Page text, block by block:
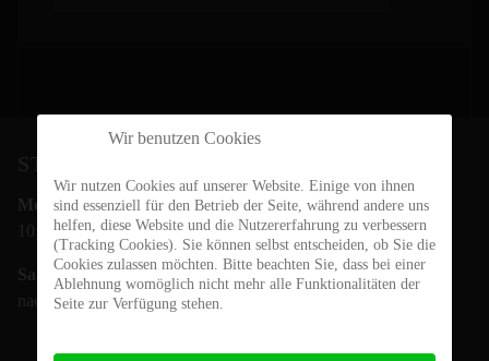
tendiert dieser Aufwand gegen Null.
STEIN-BIKES ÖFFNUNGSZEITEN
Mo.- Fr.:
10:00 - 18:00 Uhr
Sa.:
nach Vereinbarung
Wir benutzen Cookies
Wir nutzen Cookies auf unserer Website. Einige von ihnen
sind essenziell für den Betrieb der Seite, während andere uns
helfen, diese Website und die Nutzererfahrung zu verbessern
(Tracking Cookies). Sie können selbst entscheiden, ob Sie die
Cookies zulassen möchten. Bitte beachten Sie, dass bei einer
Ablehnung womöglich nicht mehr alle Funktionalitäten der
Seite zur Verfügung stehen.